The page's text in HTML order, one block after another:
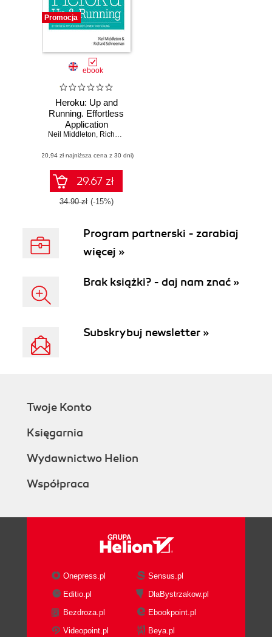
Promocja
ebook
Heroku: Up and
Running. Effortless
Application
Deployment and
Neil Middleton, Richard Schneeman
(20,94 zł najniższa cena z 30 dni)
29.67 zł
34.90 zł (-15%)
Program partnerski - zarabiaj
więcej »
Brak książki? - daj nam znać »
Subskrybuj newsletter »
Twoje Konto
Księgarnia
Wydawnictwo Helion
Współpraca
Onepress.pl
Sensus.pl
Editio.pl
DlaBystrzakow.pl
Bezdroza.pl
Ebookpoint.pl
Videopoint.pl
Beya.pl